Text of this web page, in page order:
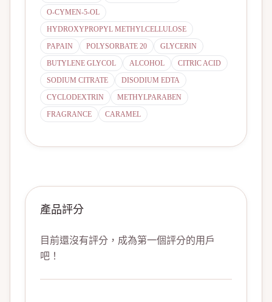
O-CYMEN-5-OL
HYDROXYPROPYL METHYLCELLULOSE
PAPAIN
POLYSORBATE 20
GLYCERIN
BUTYLENE GLYCOL
ALCOHOL
CITRIC ACID
SODIUM CITRATE
DISODIUM EDTA
CYCLODEXTRIN
METHYLPARABEN
FRAGRANCE
CARAMEL
產品評分
目前還沒有評分，成為第一個評分的用戶
吧！